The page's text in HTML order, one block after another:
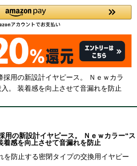
用の新設計イヤピース。 Ｎｅｗカラ
。 装着感を向上させて音漏れを防止
の新設計イヤピース。 Ｎｅｗカラー“ス
着感を向上させて音漏れを防止
を防止する密閉タイプの交換用イヤピー